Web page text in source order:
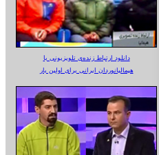
دانلود ارتباط زنده‌ی تلویزیونی‌ با
هیمالیانوردان ایرانی برای اولین بار